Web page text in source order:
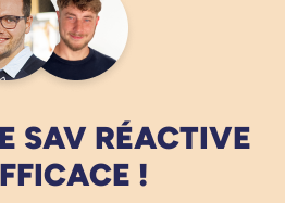
SAV RÉACTIVE
!